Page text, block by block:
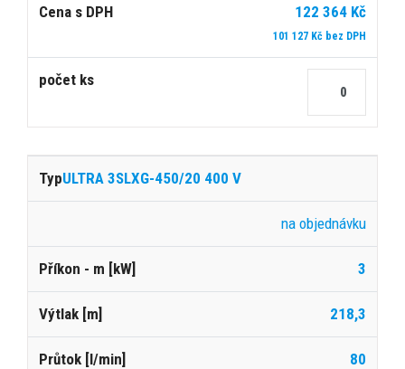
122 364 Kč
101 127 Kč bez DPH
ULTRA 3SLXG-450/20 400 V
na objednávku
3
218,3
80